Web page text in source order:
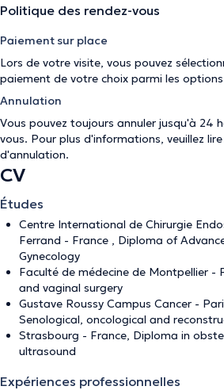
Politique des rendez-vous
Paiement sur place
Lors de votre visite, vous pouvez
paiement de votre choix parmi les
Annulation
Vous pouvez toujours annuler jusqu'à 24
vous. Pour plus d'informations, veuillez
d'annulation.
CV
Études
Centre International de Chirurgie
Ferrand - France , Diploma of
Gynecology
Faculté de médecine de Montpellier -
and vaginal surgery
Gustave Roussy Campus Cancer -
Senological, oncological and
Strasbourg - France, Diploma in
ultrasound
Expériences professionnelles